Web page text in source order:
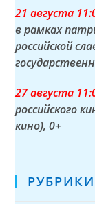
21 августа
в рамках
российской
27 августа
российского
кино), 0+
РУБРИКИ